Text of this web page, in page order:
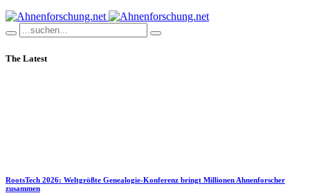
The Latest
RootsTech 2026: Weltgrößte Genealogie-Konferenz bringt Millionen Ahnenforscher
zusammen